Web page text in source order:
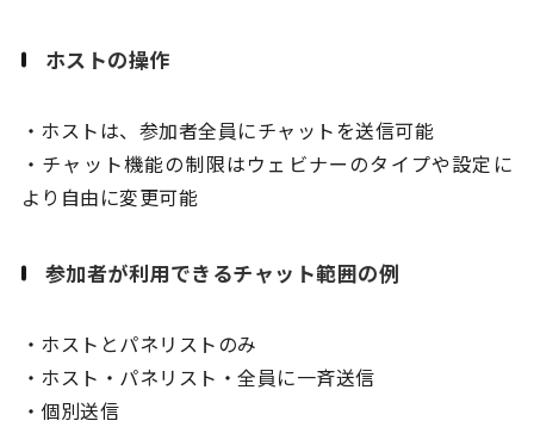
ホストの操作
・ホストは、参加者全員にチャットを送信可能
・チャット機能の制限はウェビナーのタイプや設定に
より自由に変更可能
参加者が利用できるチャット範囲の例
・ホストとパネリストのみ
・ホスト・パネリスト・全員に一斉送信
・個別送信